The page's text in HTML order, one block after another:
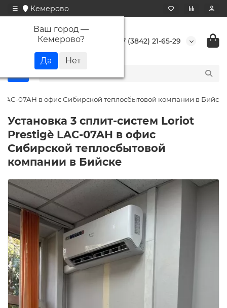
Кемерово
Ваш город —
Кемерово? +7 (3842) 21-65-29
07AH в офис Сибирской теплосбытовой компании в Бийске
Установка 3 сплит-систем Loriot
Prestigè LAC-07AH в офис
Сибирской теплосбытовой
компании в Бийске